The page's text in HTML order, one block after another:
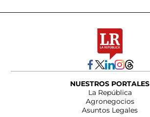
NUESTROS PORTALES
La República
Agronegocios
Asuntos Legales